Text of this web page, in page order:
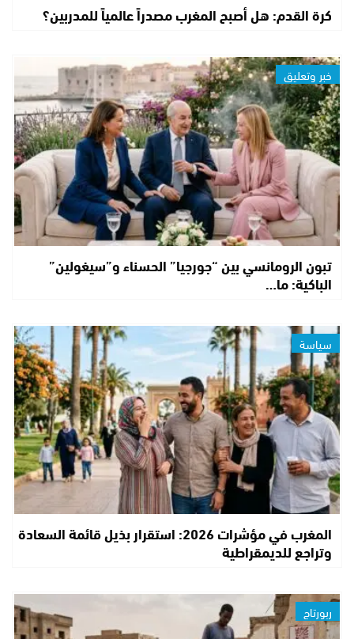
كرة القدم: هل أصبح المغرب مصدراً عالمياً للمدربين؟
خبر وتعليق
تبون الرومانسي بين “جورجيا” الحسناء و”سيغولين”
الباكية: ما…
سياسة
المغرب في مؤشرات 2026: استقرار بذيل قائمة السعادة
وتراجع للديمقراطية
ربورتاج